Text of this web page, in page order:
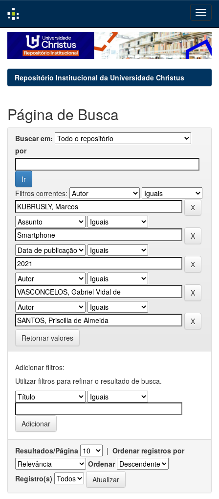
navigation
Repositório Institucional da Universidade Christus
Página de Busca
Buscar em:
por
Filtros correntes:
Retornar valores
Adicionar filtros:
Utilizar filtros para refinar o resultado de busca.
Resultados/Página | Ordenar registros por
Ordenar
Registro(s)